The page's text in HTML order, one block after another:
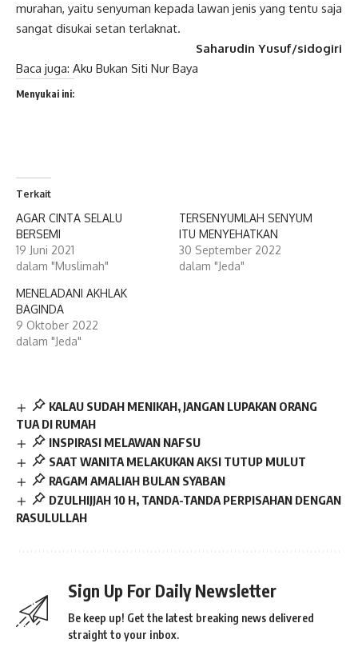
murahan, yaitu senyuman kepada lawan jenis yang tentu saja
sangat disukai setan terlaknat.
Saharudin Yusuf/sidogiri
Baca juga: Aku Bukan Siti Nur Baya
Menyukai ini:
Terkait
AGAR CINTA SELALU
BERSEMI
19 Juni 2021
dalam "Muslimah"
TERSENYUMLAH SENYUM
ITU MENYEHATKAN
30 September 2022
dalam "Jeda"
MENELADANI AKHLAK
BAGINDA
9 Oktober 2022
dalam "Jeda"
KALAU SUDAH MENIKAH, JANGAN LUPAKAN ORANG
TUA DI RUMAH
INSPIRASI MELAWAN NAFSU
SAAT WANITA MELAKUKAN AKSI TUTUP MULUT
RAGAM AMALIAH BULAN SYABAN
DZULHIJJAH 10 H, TANDA-TANDA PERPISAHAN DENGAN
RASULULLAH
Sign Up For Daily Newsletter
Be keep up! Get the latest breaking news delivered
straight to your inbox.